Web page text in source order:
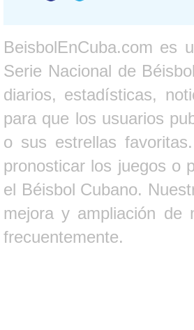
BeisbolEnCuba.com es
Serie Nacional de
diarios, estadísticas,
para que los usuarios
o sus estrellas
pronosticar los juegos o
el Béisbol Cubano.
mejora y ampliación de
frecuentemente.